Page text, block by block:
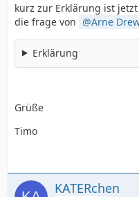
kurz zur Erklärung ist
die frage von
Arne
Erklärung
Grüße
Timo
KATERchen